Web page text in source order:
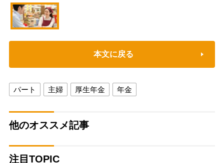
本文に戻る
パート 主婦 厚生年金 年金
他のオススメ記事
注目TOPIC